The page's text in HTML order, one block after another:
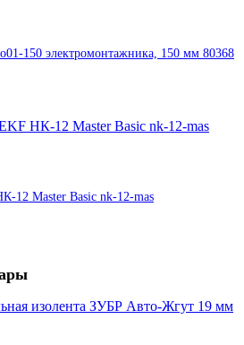
150 электромонтажника, 150 мм 80368
12 Master Basic nk-12-mas